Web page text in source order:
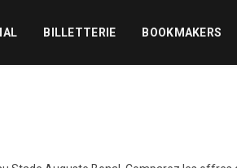
BILLETTERIE BOOKMAKERS